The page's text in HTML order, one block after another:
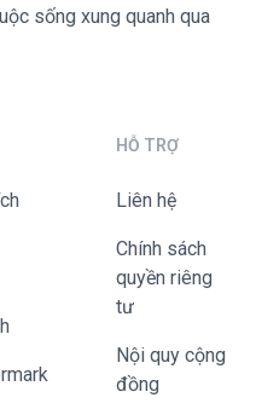
sống xung quanh qua
HỖ TRỢ
liên hệ
Chính sách
quyền riêng
tư
Nội quy cộng
đồng